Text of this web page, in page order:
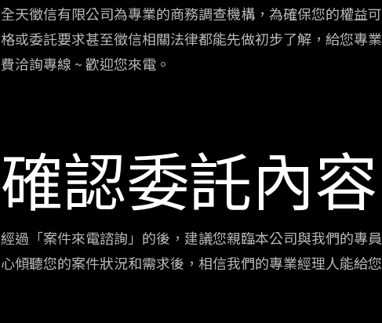
全天徵信有限公司為專業的商務調查機構，為確保您的權益
格或委託要求甚至徵信相關法律都能先做初步了解，給您專
費洽詢專線 ~ 歡迎您來電。
確認委託內容
經過「案件來電諮詢」的後，建議您親臨本公司與我們的專
心傾聽您的案件狀況和需求後，相信我們的專業經理人能給